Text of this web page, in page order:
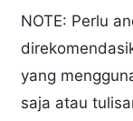
NOTE: Perlu
yang
saja atau